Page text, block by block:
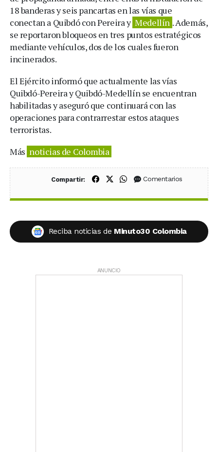
18 banderas y seis pancartas en las vías que
conectan a Quibdó con Pereira y Medellín . Además,
se reportaron bloqueos en tres puntos estratégicos
mediante vehículos, dos de los cuales fueron
incinerados.
El Ejército informó que actualmente las vías
Quibdó-Pereira y Quibdó-Medellín se encuentran
habilitadas y aseguró que continuará con las
operaciones para contrarrestar estos ataques
terroristas.
Más noticias de Colombia
Compartir: Compartir en Facebook
Compartir en X (Twitter)
Compartir en WhatsApp
Comentarios
Reciba noticias de Minuto30 Colombia
ANUNCIO